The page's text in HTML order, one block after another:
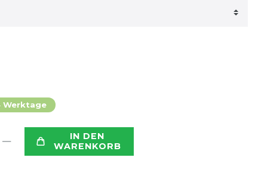
Werktage
IN DEN
WARENKORB